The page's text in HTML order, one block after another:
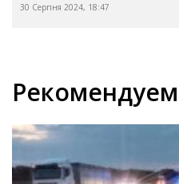
30 Серпня 2024, 18:47
Рекомендуем